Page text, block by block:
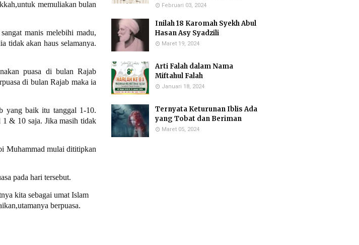
memuliakan bulan
manis melebihi madu,
tidak akan haus selamanya.
puasa di bulan Rajab
di bulan Rajab maka ia
yang baik itu tanggal 1-10.
& 10 saja. Jika masih tidak
Muhammad mulai dititipkan
pada hari tersebut.
kita sebagai umat Islam
berpuasa.
Februari 03, 2024
Inilah 18 Karomah Syekh Abul
Hasan Asy Syadzili
Maret 19, 2024
Arti Falah dalam Nama
Miftahul Falah
Januari 18, 2024
Ternyata Keturunan Iblis Ada
yang Tobat dan Beriman
Maret 05, 2024